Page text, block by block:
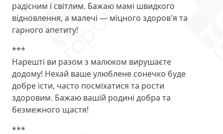
радісним і світлим. Бажаю мамі швидкого
відновлення, а малечі — міцного здоров'я та
гарного апетиту!
***
Нарешті ви разом з малюком вирушаєте
додому! Нехай ваше улюблене сонечко буде
добре їсти, часто посміхатися та рости
здоровим. Бажаю вашій родині добра та
безмежного щастя!
***